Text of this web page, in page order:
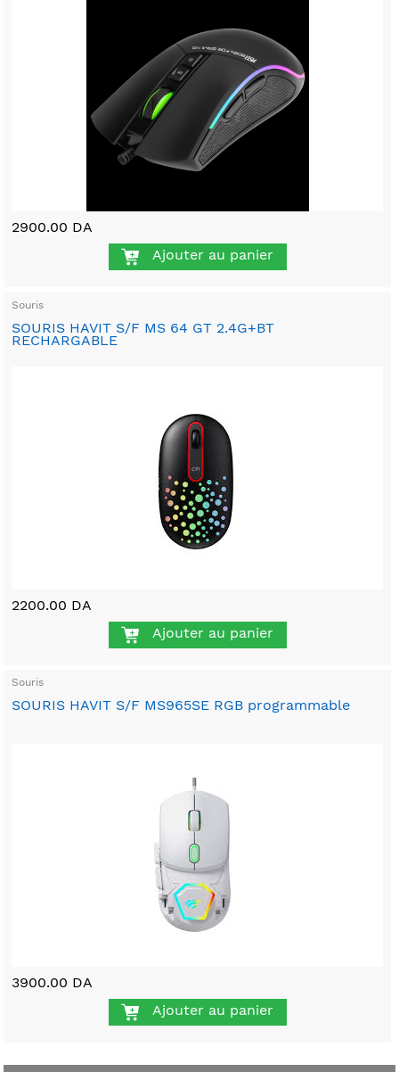
2900.00 DA
Ajouter au panier
Souris
SOURIS HAVIT S/F MS 64 GT 2.4G+BT
RECHARGABLE
2200.00 DA
Ajouter au panier
Souris
SOURIS HAVIT S/F MS965SE RGB programmable
3900.00 DA
Ajouter au panier